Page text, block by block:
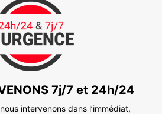
7j/7 et 24h/24
intervenons dans l’immédiat,